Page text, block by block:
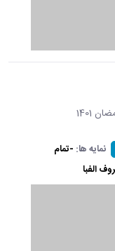
1401
نمایه ها: -تمام
الفبا